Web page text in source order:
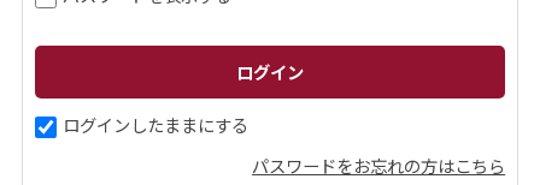
ギフトサービス
について
ログインしたままにする
パスワードをお忘れの方はこちら